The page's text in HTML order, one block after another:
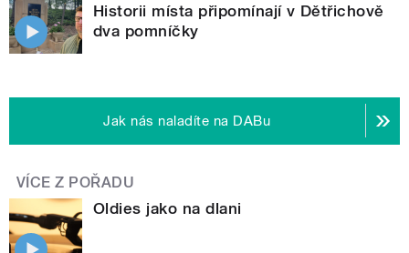
Historii místa připomínají v Dětřichově
dva pomníčky
Jak nás naladíte na DABu
VÍCE Z POŘADU
Oldies jako na dlani